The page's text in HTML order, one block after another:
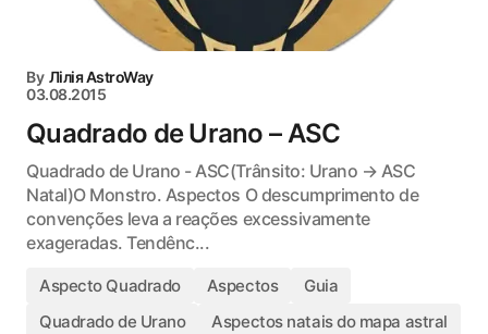
By Лілія AstroWay
03.08.2015
Quadrado de Urano – ASC
Quadrado de Urano - ASC(Trânsito: Urano → ASC
Natal)O Monstro. Aspectos O descumprimento de
convenções leva a reações excessivamente
exageradas. Tendênc...
Aspecto Quadrado Aspectos
Guia
Quadrado de Urano
Aspectos natais do mapa astral